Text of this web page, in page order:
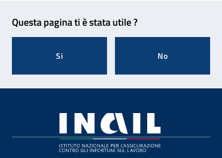
Questa pagina ti è stata utile ?
Si No